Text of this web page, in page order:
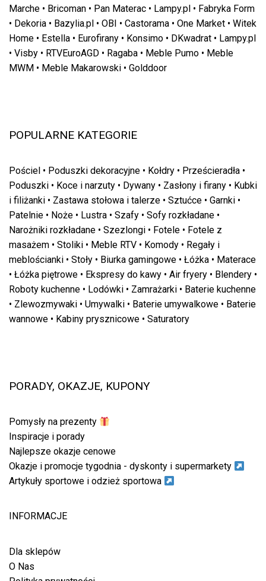
Marche • Bricoman • Pan Materac • Lampy.pl • Fabryka Form
• Dekoria • Bazylia.pl • OBI • Castorama • One Market • Witek
Home • Estella • Eurofirany • Konsimo • DKwadrat • Lampy.pl
• Visby • RTVEuroAGD • Ragaba • Meble Pumo • Meble
MWM • Meble Makarowski • Golddoor
POPULARNE KATEGORIE
Pościel • Poduszki dekoracyjne • Kołdry • Prześcieradła •
Poduszki • Koce i narzuty • Dywany • Zasłony i firany • Kubki
i filiżanki • Zastawa stołowa i talerze • Sztućce • Garnki •
Patelnie • Noże • Lustra • Szafy • Sofy rozkładane •
Narożniki rozkładane • Szezlongi • Fotele • Fotele z
masażem • Stoliki • Meble RTV • Komody • Regały i
meblościanki • Stoły • Biurka gamingowe • Łóżka • Materace
• Łóżka piętrowe • Ekspresy do kawy • Air fryery • Blendery •
Roboty kuchenne • Lodówki • Zamrażarki • Baterie kuchenne
• Zlewozmywaki • Umywalki • Baterie umywalkowe • Baterie
wannowe • Kabiny prysznicowe • Saturatory
PORADY, OKAZJE, KUPONY
Pomysły na prezenty
Inspiracje i porady
Najlepsze okazje cenowe
Okazje i promocje tygodnia - dyskonty i supermarkety
Artykuły sportowe i odzież sportowa
INFORMACJE
Dla sklepów
O Nas